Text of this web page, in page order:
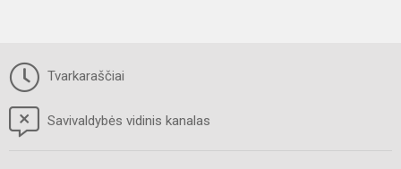
Tvarkaraščiai
Savivaldybės vidinis kanalas